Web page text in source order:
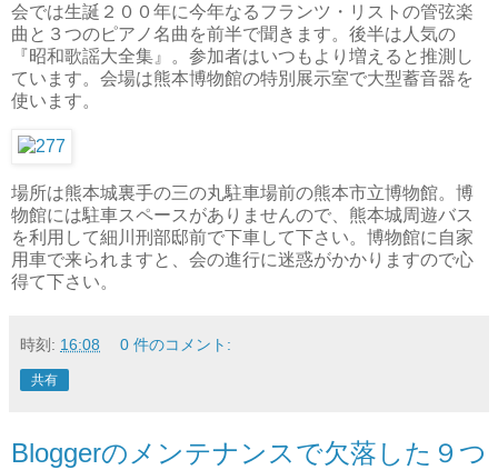
会では生誕２００年に今年なるフランツ・リストの管弦楽
曲と３つのピアノ名曲を前半で聞きます。後半は人気の
『昭和歌謡大全集』。参加者はいつもより増えると推測し
ています。会場は熊本博物館の特別展示室で大型蓄音器を
使います。
場所は熊本城裏手の三の丸駐車場前の熊本市立博物館。博
物館には駐車スペースがありませんので、熊本城周遊バス
を利用して細川刑部邸前で下車して下さい。博物館に自家
用車で来られますと、会の進行に迷惑がかかりますので心
得て下さい。
時刻: 16:08 0 件のコメント:
共有
Bloggerのメンテナンスで欠落した９つ